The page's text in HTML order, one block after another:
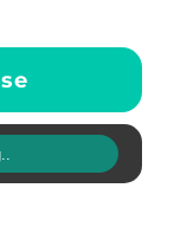
se